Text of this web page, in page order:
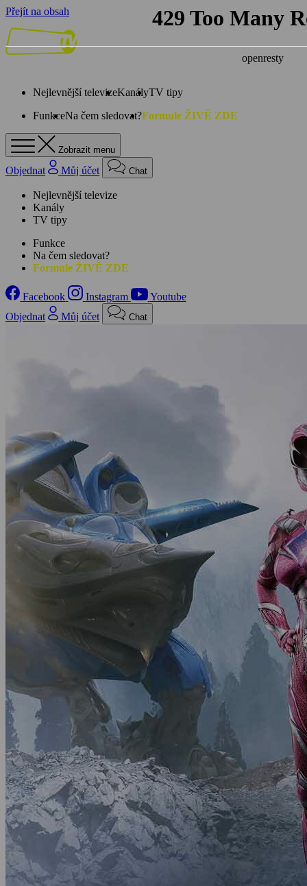
Přejít na obsah
Nejlevnější televizeKanályTV tipy
FunkceNa čem sledovat?Formule ŽIVĚ ZDE
Zobrazit menu
Objednat Můj účet Chat
Nejlevnější televize
Kanály
TV tipy
Funkce
Na čem sledovat?
Formule ŽIVĚ ZDE
Facebook Instagram
Youtube
Objednat
Můj účet Chat